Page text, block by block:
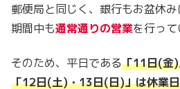
郵便局と同じく、銀行もお盆休
期間中も通常通りの営業を行って
そのため、平日である「11日(金)
「12日(土)・13日(日)」は休業日